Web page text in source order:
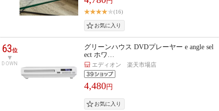
(16)
63位
DOWN
グリーンハウス DVDプレーヤー e angle sel
ect ホワ…
エディオン 楽天市場店
4,480円